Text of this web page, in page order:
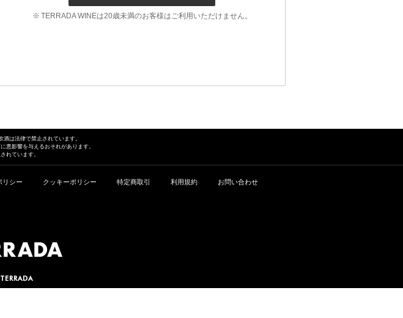
TERRADA WINEは20歳未満のお客様はご利用いただけません。
酒は法律で禁止されています。
悪影響を与えるおそれがあります。
れています。
リシー クッキーポリシー 特定商取引 利用規約 お問い合わせ